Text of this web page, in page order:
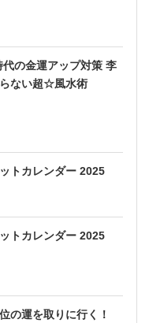
の金運アップ対策 李
ない超☆風水術
トカレンダー 2025
トカレンダー 2025
の運を取りに行く！